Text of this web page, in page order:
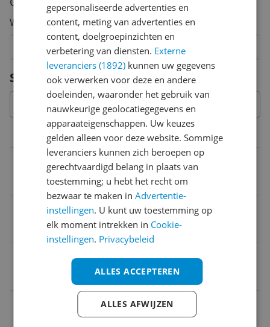
Specificaties
Belangrijkste kenmerken
Non-stick binnenpan
Aantal pannen
Regelbare thermostaat
Welk cijfer geef jij dit product?
7
6
5
4
3
2
Vraag 1 van 4
gepersonaliseerde advertenties en
content, meting van advertenties en
content, doelgroepinzichten en
verbetering van diensten. Externe
leveranciers (1892) kunnen uw gegevens
ook verwerken voor deze en andere
doeleinden, waaronder het gebruik van
nauwkeurige geolocatiegegevens en
apparaateigenschappen. Uw keuzes
gelden alleen voor deze website. Sommige
leveranciers kunnen zich beroepen op
gerechtvaardigd belang in plaats van
toestemming; u hebt het recht om
bezwaar te maken inAdvertentie-
instellingen. U kunt uw toestemming op
elk moment intrekken in Cookie-
instellingen. Privacybeleid
ALLES ACCEPTEREN
ALLES AFWIJZEN